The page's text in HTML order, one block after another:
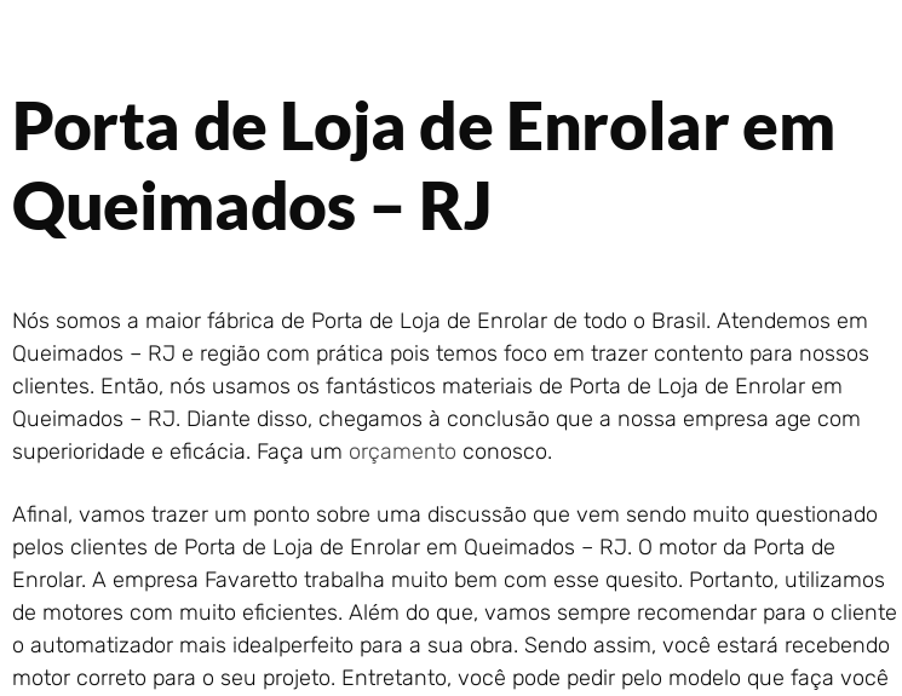
Porta de Loja de Enrolar em
Queimados – RJ
Nós somos a maior fábrica de Porta de Loja de Enrolar de todo o Brasil. Atendemos em
Queimados – RJ e região com prática pois temos foco em trazer contento para nossos
clientes. Então, nós usamos os fantásticos materiais de Porta de Loja de Enrolar em
Queimados – RJ. Diante disso, chegamos à conclusão que a nossa empresa age com
superioridade e eficácia. Faça um orçamento conosco.
Afinal, vamos trazer um ponto sobre uma discussão que vem sendo muito questionado
pelos clientes de Porta de Loja de Enrolar em Queimados – RJ. O motor da Porta de
Enrolar. A empresa Favaretto trabalha muito bem com esse quesito. Portanto, utilizamos
de motores com muito eficientes. Além do que, vamos sempre recomendar para o cliente
o automatizador mais idealperfeito para a sua obra. Sendo assim, você estará recebendo
motor correto para o seu projeto. Entretanto, você pode pedir pelo modelo que faça você